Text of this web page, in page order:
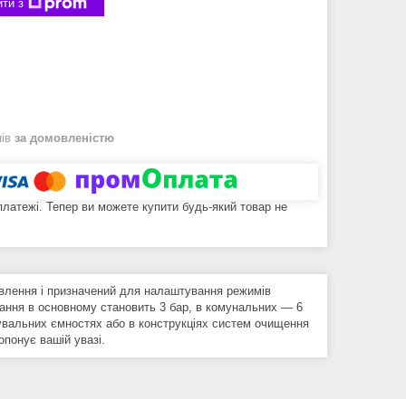
з
за домовленістю
Тепер ви можете купити будь-який товар не
і призначений для налаштування режимів
в основному становить 3 бар, в комунальних ― 6
ємностях або в конструкціях систем очищення
вашій увазі.